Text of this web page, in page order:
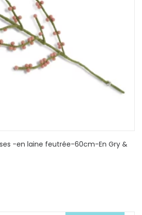
-en laine feutrée-60cm-En Gry &